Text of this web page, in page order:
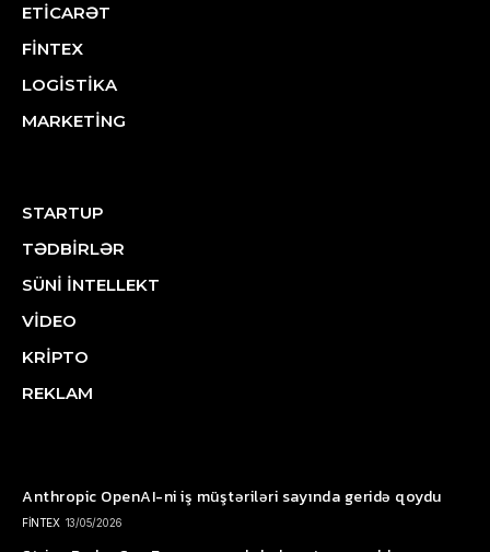
ETİCARƏT
FİNTEX
LOGİSTİKA
MARKETİNG
STARTUP
TƏDBİRLƏR
SÜNİ İNTELLEKT
VİDEO
KRİPTO
REKLAM
Anthropic OpenAI-ni iş müştəriləri sayında geridə qoydu
FİNTEX 13/05/2026